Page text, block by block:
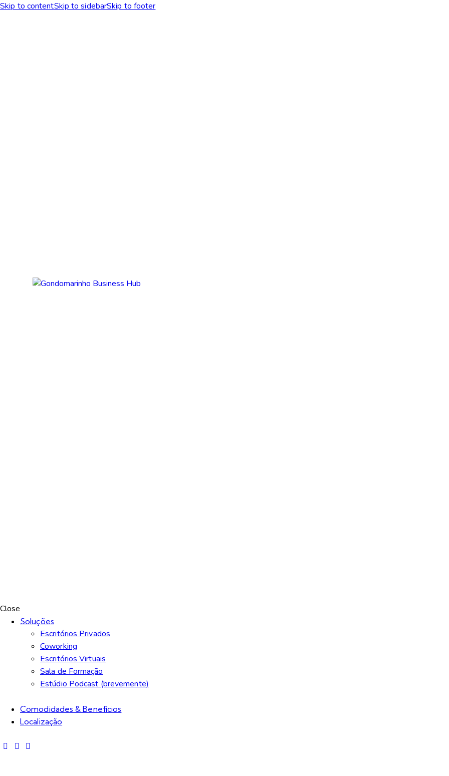
Skip to contentSkip to sidebarSkip to footer
Close
Soluções
Escritórios Privados
Coworking
Escritórios Virtuais
Sala de Formação
Estúdio Podcast (brevemente)
Comodidades & Benefícios
Localização